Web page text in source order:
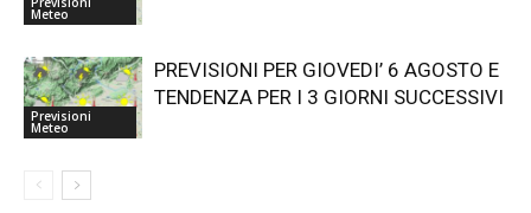
Meteo
Previsioni
Meteo
PREVISIONI PER GIOVEDI’ 6 AGOSTO E
TENDENZA PER I 3 GIORNI SUCCESSIVI